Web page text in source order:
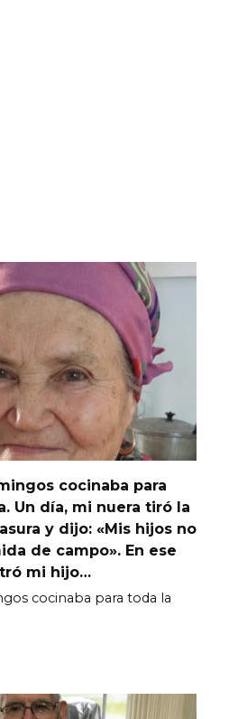
cocinaba para
Un día, mi nuera tiró la
y dijo: «Mis hijos no
de campo». En ese
mi hijo…
cocinaba para toda la